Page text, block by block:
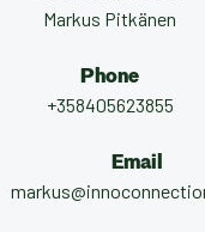
Markus Pitkänen
Phone
+358405623855
Email